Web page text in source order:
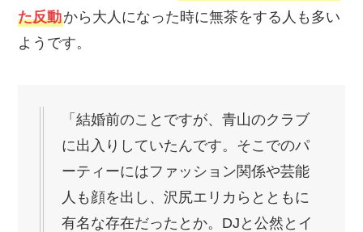
た反動から大人になった時に無茶をする人も多い
ようです。
「結婚前のことですが、青山のクラブ
に出入りしていたんです。そこでのパ
ーティーにはファッション関係や芸能
人も顔を出し、沢尻エリカらとともに
有名な存在だったとか。DJと公然とイ